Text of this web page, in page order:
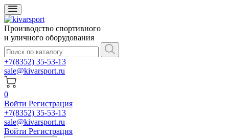
Производство спортивного
и уличного оборудования
+7(8352) 35-53-13
sale@kivarsport.ru
0
Войти Регистрация
+7(8352) 35-53-13
sale@kivarsport.ru
Войти Регистрация